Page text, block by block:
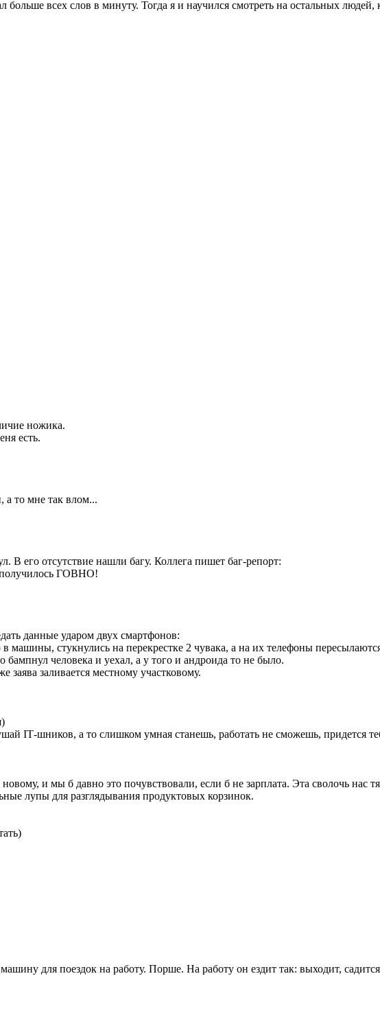
всех слов в минуту. Тогда я и научился смотреть на остальных людей,
ножика.
есть.
то мне так влом...
В его отсутствие нашли багу. Коллега пишет баг-репорт:
получилось ГОВНО!
данные ударом двух смартфонов:
машины, стукнулись на перекрестке 2 чувака, а на их телефоны
человека и уехал, а у того и андроида то не было.
заливается местному участковому.
IТ-шников, а то слишком умная станешь, работать не сможешь, придется
и мы б давно это почувствовали, если б не зарплата. Эта сволочь нас
лупы для разглядывания продуктовых корзинок.
для поездок на работу. Порше. На работу он ездит так: выходит,